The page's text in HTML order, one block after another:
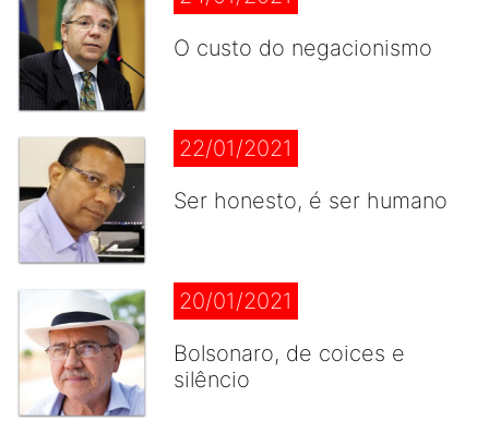
O custo do negacionismo
22/01/2021
Ser honesto, é ser humano
20/01/2021
Bolsonaro, de coices e
silêncio